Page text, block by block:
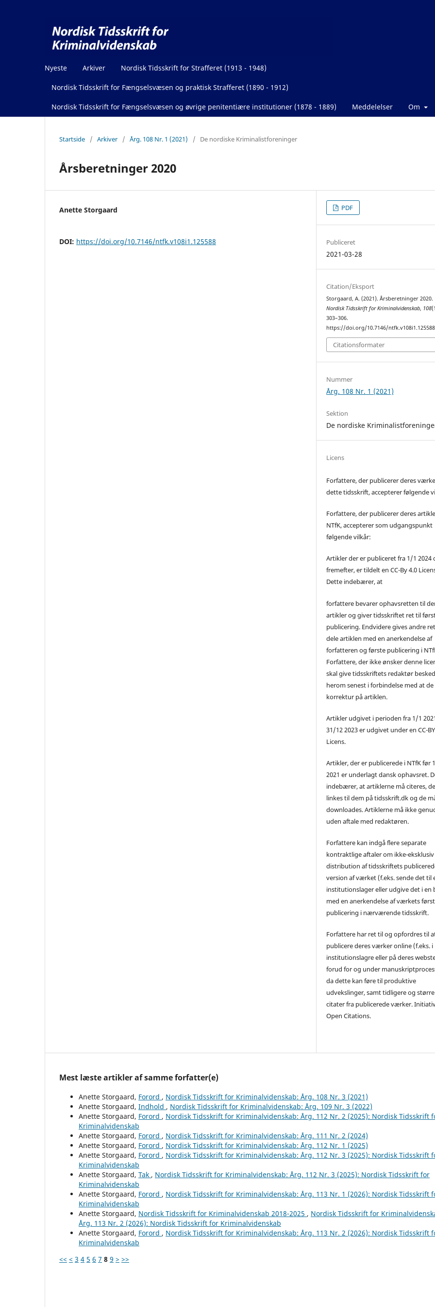
Nyeste Arkiver Nordisk Tidsskrift for Strafferet (1913 - 1948)
Nordisk Tidsskrift for Fængselsvæsen og praktisk Strafferet (1890 - 1912)
Nordisk Tidsskrift for Fængselsvæsen og øvrige penitentiære institutioner (1878 - 1889) Meddelelser Om
Startside / Arkiver / Årg. 108 Nr. 1 (2021) / De nordiske Kriminalistforeninger
Årsberetninger 2020
Anette Storgaard
DOI: https://doi.org/10.7146/ntfk.v108i1.125588
PDF
Publiceret
2021-03-28
Citation/Eksport
Storgaard, A. (2021). Årsberetninger 2020.
Nordisk Tidsskrift for Kriminalvidenskab, 108
303–306.
https://doi.org/10.7146/ntfk.v108i1.125588
Citationsformater
Nummer
Årg. 108 Nr. 1 (2021)
Sektion
De nordiske
Licens
Forfattere, der publicerer deres
dette tidsskrift, accepterer følgende
Forfattere, der publicerer deres
NTfK, accepterer som udgangspunkt
følgende vilkår:
Artikler der er publiceret fra 1/1 2024
fremefter, er tildelt en CC-By 4.0
Dette indebærer, at
forfattere bevarer ophavsretten til
artikler og giver tidsskriftet ret til
publicering. Endvidere gives andre
dele artiklen med en anerkendelse af
forfatteren og første publicering i
Forfattere, der ikke ønsker denne
skal give tidsskriftets redaktør besked
herom senest i forbindelse med at
korrektur på artiklen.
Artikler udgivet i perioden fra 1/1
31/12 2023 er udgivet under en CC-
Licens.
Artikler, der er publicerede i NTfK før
2021 er underlagt dansk ophavsret.
indebærer, at artiklerne må citeres,
linkes til dem på tidsskrift.dk og de
downloades. Artiklerne må ikke
uden aftale med redaktøren.
Forfattere kan indgå flere separate
kontraktlige aftaler om ikke-eksklusiv
distribution af tidsskriftets
version af værket (f.eks. sende det til
institutionslager eller udgive det i en
med en anerkendelse af værkets
publicering i nærværende tidsskrift.
Forfattere har ret til og opfordres til
publicere deres værker online (f.eks. i
institutionslagre eller på deres
forud for og under
da dette kan føre til produktive
udvekslinger, samt tidligere og større
citater fra publicerede værker.
Open Citations.
Mest læste artikler af samme forfatter(e)
Anette Storgaard, Forord , Nordisk Tidsskrift for Kriminalvidenskab: Årg. 108 Nr. 3 (2021)
Anette Storgaard, Indhold , Nordisk Tidsskrift for Kriminalvidenskab: Årg. 109 Nr. 3 (2022)
Anette Storgaard, Forord , Nordisk Tidsskrift for Kriminalvidenskab: Årg. 112 Nr. 2 (2025): Nordisk Tidsskrift
Kriminalvidenskab
Anette Storgaard, Forord , Nordisk Tidsskrift for Kriminalvidenskab: Årg. 111 Nr. 2 (2024)
Anette Storgaard, Forord , Nordisk Tidsskrift for Kriminalvidenskab: Årg. 112 Nr. 1 (2025)
Anette Storgaard, Forord , Nordisk Tidsskrift for Kriminalvidenskab: Årg. 112 Nr. 3 (2025): Nordisk Tidsskrift
Kriminalvidenskab
Anette Storgaard, Tak , Nordisk Tidsskrift for Kriminalvidenskab: Årg. 112 Nr. 3 (2025): Nordisk Tidsskrift for
Kriminalvidenskab
Anette Storgaard, Forord , Nordisk Tidsskrift for Kriminalvidenskab: Årg. 113 Nr. 1 (2026): Nordisk Tidsskrift
Kriminalvidenskab
Anette Storgaard, Nordisk Tidsskrift for Kriminalvidenskab 2018-2025 , Nordisk Tidsskrift for
Årg. 113 Nr. 2 (2026): Nordisk Tidsskrift for Kriminalvidenskab
Anette Storgaard, Forord , Nordisk Tidsskrift for Kriminalvidenskab: Årg. 113 Nr. 2 (2026): Nordisk Tidsskrift
Kriminalvidenskab
<< < 3 4 5 6 7 8 9 > >>